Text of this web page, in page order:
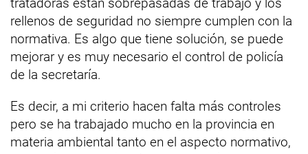
rellenos de seguridad no siempre cumplen con la
normativa. Es algo que tiene solución, se puede
mejorar y es muy necesario el control de policía
de la secretaría.
Es decir, a mi criterio hacen falta más controles
pero se ha trabajado mucho en la provincia en
materia ambiental tanto en el aspecto normativo,